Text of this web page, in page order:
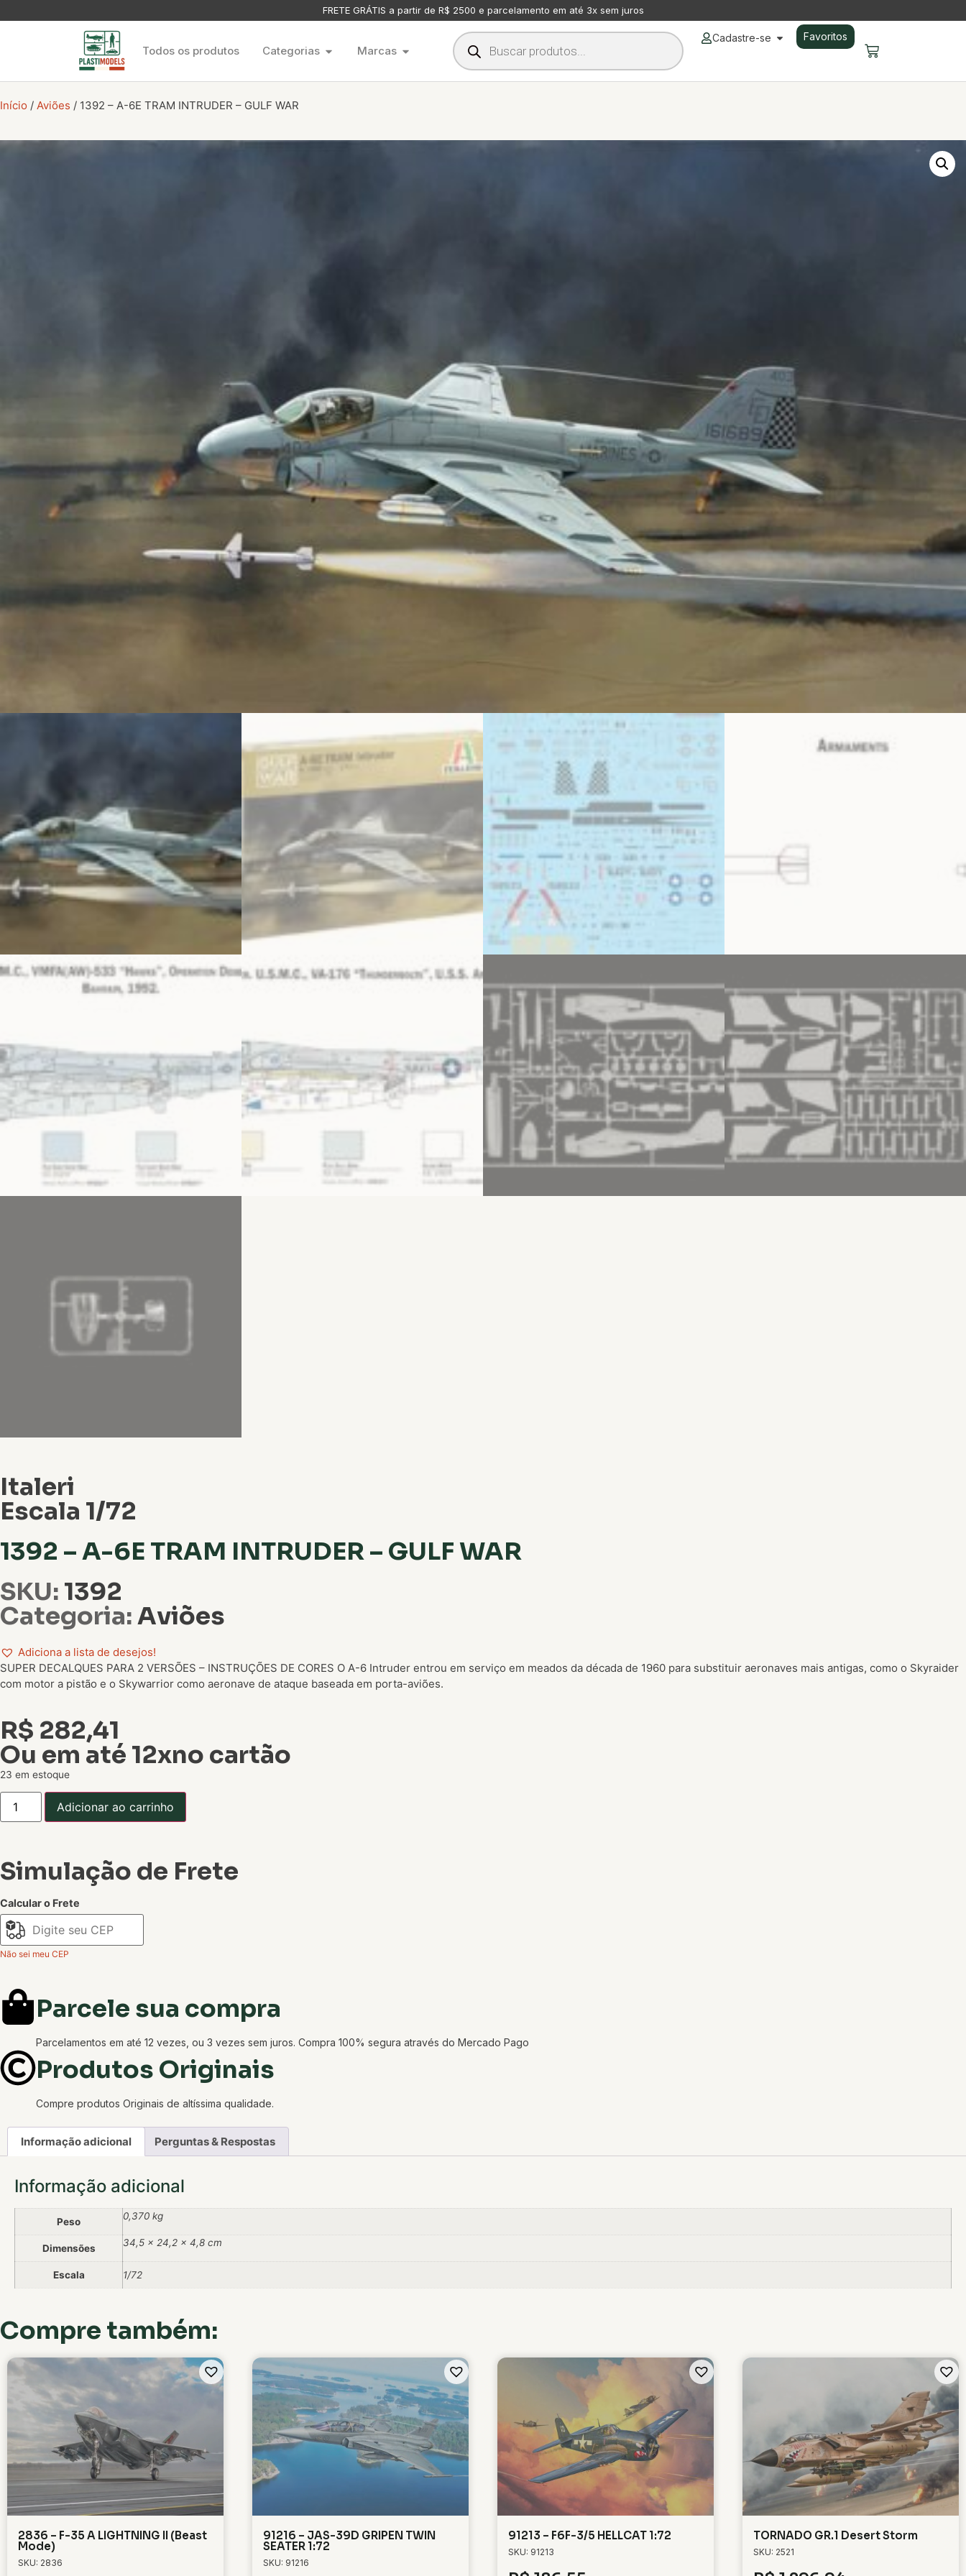
FRETE GRÁTIS a partir de R$ 2500 e parcelamento em até 3x sem juros
Todos os produtos Categorias Marcas
Cadastre-se Favoritos
Início / Aviões / 1392 – A-6E TRAM INTRUDER – GULF WAR
Italeri
Escala 1/72
1392 – A-6E TRAM INTRUDER – GULF WAR
SKU: 1392
Categoria:Aviões
Adiciona a lista de desejos!
SUPER DECALQUES PARA 2 VERSÕES – INSTRUÇÕES DE CORES O A-6 Intruder entrou em serviço em meados da década de 1960 para substituir aeronaves mais antigas, como o Skyraider
com motor a pistão e o Skywarrior como aeronave de ataque baseada em porta-aviões.
R$ 282,41
Ou em até 12xno cartão
23 em estoque
Adicionar ao carrinho
Simulação de Frete
Calcular o Frete
Não sei meu CEP
Parcele sua compra
Parcelamentos em até 12 vezes, ou 3 vezes sem juros. Compra 100% segura através do Mercado Pago
Produtos Originais
Compre produtos Originais de altíssima qualidade.
Informação adicional Perguntas & Respostas
Informação adicional
Peso 0,370 kg
Dimensões 34,5 × 24,2 × 4,8 cm
Escala 1/72
Compre também:
2836 – F-35 A LIGHTNING II (Beast
Mode)
SKU: 2836
91216 – JAS-39D GRIPEN TWIN
SEATER 1:72
SKU: 91216
91213 – F6F-3/5 HELLCAT 1:72
SKU: 91213
TORNADO GR.1 Desert Storm
SKU: 2521